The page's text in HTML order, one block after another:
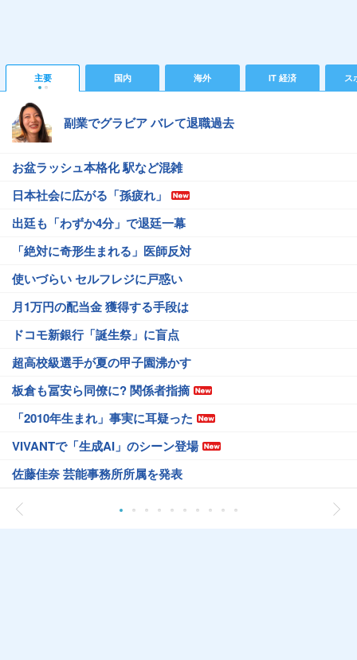
主要 国内 海外 IT 経済 ス
副業でグラビア バレて退職過去
お盆ラッシュ本格化 駅など混雑
日本社会に広がる「孫疲れ」
出廷も「わずか4分」で退廷一幕
「絶対に奇形生まれる」医師反対
使いづらい セルフレジに戸惑い
月1万円の配当金 獲得する手段は
ドコモ新銀行「誕生祭」に盲点
超高校級選手が夏の甲子園沸かす
板倉も冨安ら同僚に? 関係者指摘
「2010年生まれ」事実に耳疑った
VIVANTで「生成AI」のシーン登場
佐藤佳奈 芸能事務所所属を発表